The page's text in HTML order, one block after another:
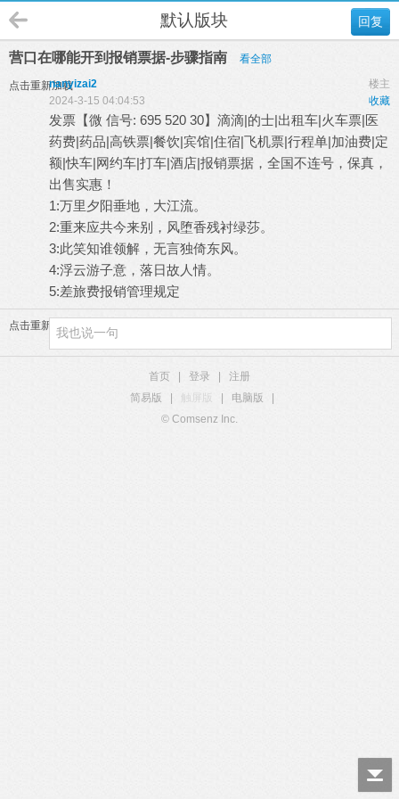
回复
默认版块
营口在哪能开到报销票据-步骤指南 看全部
点击重新加载 楼主
nanyizai2
收藏
2024-3-15 04:04:53
发票【微 信号: 695 520 30】滴滴|的士|出租车|火车票|医
药费|药品|高铁票|餐饮|宾馆|住宿|飞机票|行程单|加油费|定
额|快车|网约车|打车|酒店|报销票据，全国不连号，保真，
出售实惠！
1:万里夕阳垂地，大江流。
2:重来应共今来别，风堕香残衬绿莎。
3:此笑知谁领解，无言独倚东风。
4:浮云游子意，落日故人情。
5:差旅费报销管理规定
点击重新加载
首页 登录
注册
简易版
触屏版 电脑版
© Comsenz Inc.